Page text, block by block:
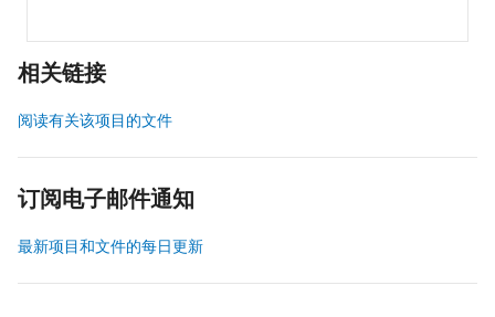
相关链接
阅读有关该项目的文件
订阅电子邮件通知
最新项目和文件的每日更新